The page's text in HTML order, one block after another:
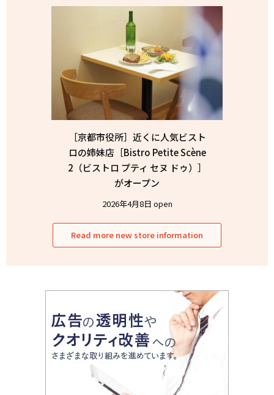
［京都市役所］近くに人気ビスト
ロの姉妹店［Bistro Petite Scène
2（ビストロ プティ セヌ ドゥ）］
がオープン
2026年4月8日 open
Read more new store information